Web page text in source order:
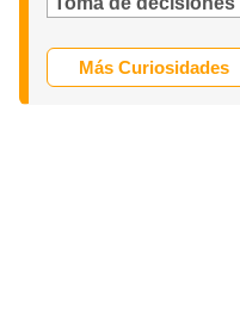
Más Curiosidades